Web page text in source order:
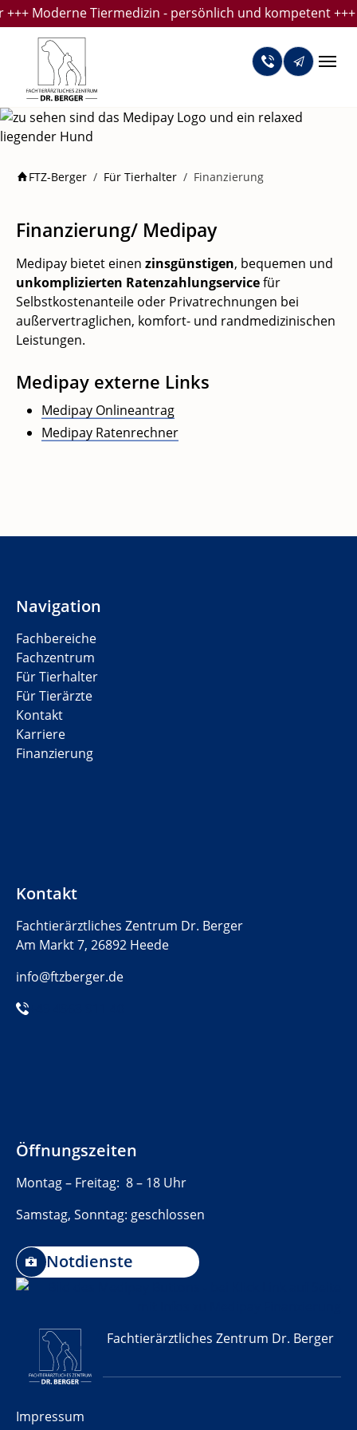
Skip to main navigation
Skip to main content
Skip to page footer
Moderne Tiermedizin - persönlich und kompetent +++
You are here:
FTZ-Berger Für Tierhalter Finanzierung
Finanzierung/ Medipay
Medipay bietet einen zinsgünstigen, bequemen und
unkomplizierten Ratenzahlungservicefür
Selbstkostenanteile oder Privatrechnungen bei
außervertraglichen, komfort- und randmedizinischen
Leistungen.
Medipay externe Links
Medipay Onlineantrag
Medipay Ratenrechner
Navigation
Fachbereiche
Fachzentrum
Für Tierhalter
Für Tierärzte
Kontakt
Karriere
Finanzierung
Kontakt
Fachtierärztliches Zentrum Dr. Berger
Am Markt 7, 26892 Heede
info@ftzberger.de
Öffnungszeiten
Montag – Freitag: 8 – 18 Uhr
Samstag, Sonntag: geschlossen
Notdienste
Fachtierärztliches Zentrum Dr. Berger
Impressum